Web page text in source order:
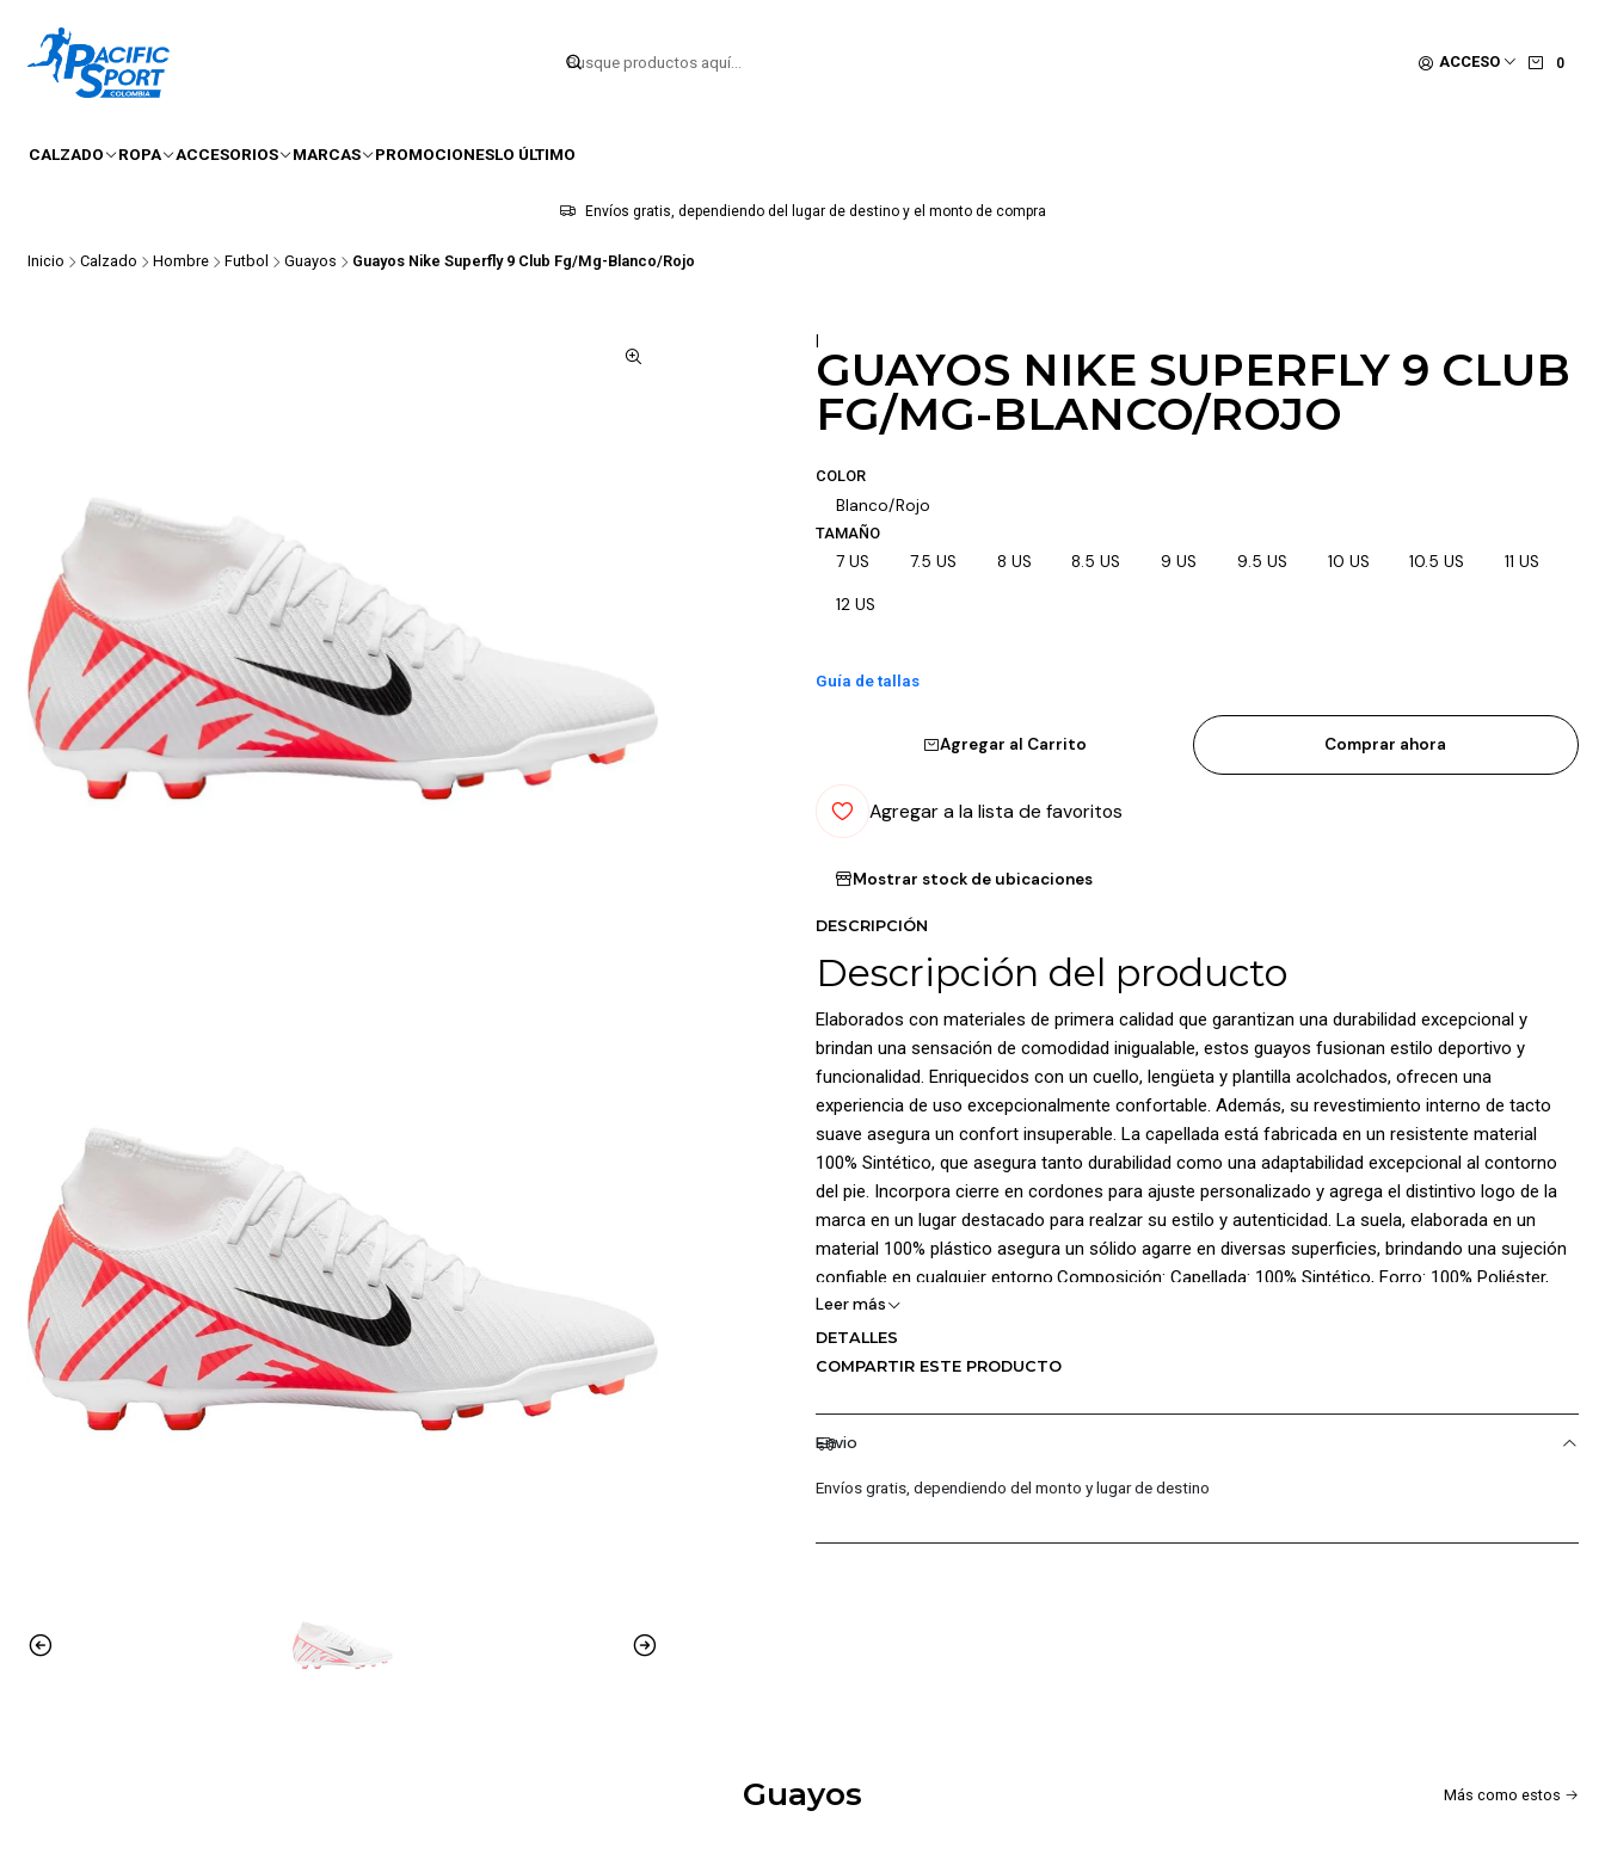
ACCESO 0
CALZADO ROPA ACCESORIOS MARCAS PROMOCIONESLO ÚLTIMO
Envíos gratis, dependiendo del lugar de destino y el monto de compra
Inicio Calzado Hombre Futbol Guayos Guayos Nike Superfly 9 Club Fg/Mg-Blanco/Rojo
|
GUAYOS NIKE SUPERFLY 9 CLUB
FG/MG-BLANCO/ROJO
COLOR
Blanco/Rojo
TAMAÑO
7 US 7.5 US 8 US 8.5 US 9 US 9.5 US 10 US 10.5 US 11 US
12 US
Guía de tallas
Agregar al Carrito Comprar ahora
Agregar a la lista de favoritos
Mostrar stock de ubicaciones
DESCRIPCIÓN
Descripción del producto
Elaborados con materiales de primera calidad que garantizan una durabilidad excepcional y
brindan una sensación de comodidad inigualable, estos guayos fusionan estilo deportivo y
funcionalidad. Enriquecidos con un cuello, lengüeta y plantilla acolchados, ofrecen una
experiencia de uso excepcionalmente confortable. Además, su revestimiento interno de tacto
suave asegura un confort insuperable. La capellada está fabricada en un resistente material
100% Sintético, que asegura tanto durabilidad como una adaptabilidad excepcional al contorno
del pie. Incorpora cierre en cordones para ajuste personalizado y agrega el distintivo logo de la
marca en un lugar destacado para realzar su estilo y autenticidad. La suela, elaborada en un
material 100% plástico asegura un sólido agarre en diversas superficies, brindando una sujeción
confiable en cualquier entorno.Composición: Capellada: 100% Sintético, Forro: 100% Poliéster,
Suela: 100% Caucho.
Leer más
DETALLES
COMPARTIR ESTE PRODUCTO
Envio
Envíos gratis, dependiendo del monto y lugar de destino
Guayos Más como estos